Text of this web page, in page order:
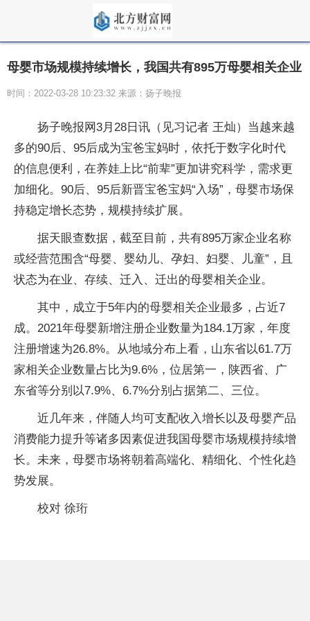
母婴市场规模持续增长，我国共有895万母婴相关企业
时间：2022-03-28 10:23:32 来源：扬子晚报
扬子晚报网3月28日讯（见习记者 王灿）当越来越
多的90后、95后成为宝爸宝妈时，依托于数字化时代
的信息便利，在养娃上比“前辈”更加讲究科学，需求更
加细化。90后、95后新晋宝爸宝妈“入场”，母婴市场保
持稳定增长态势，规模持续扩展。
据天眼查数据，截至目前，共有895万家企业名称
或经营范围含“母婴、婴幼儿、孕妇、妇婴、儿童”，且
状态为在业、存续、迁入、迁出的母婴相关企业。
其中，成立于5年内的母婴相关企业最多，占近7
成。2021年母婴新增注册企业数量为184.1万家，年度
注册增速为26.8%。从地域分布上看，山东省以61.7万
家相关企业数量占比为9.6%，位居第一，陕西省、广
东省等分别以7.9%、6.7%分别占据第二、三位。
近几年来，伴随人均可支配收入增长以及母婴产品
消费能力提升等诸多因素促进我国母婴市场规模持续增
长。未来，母婴市场将朝着高端化、精细化、个性化趋
势发展。
校对 徐珩